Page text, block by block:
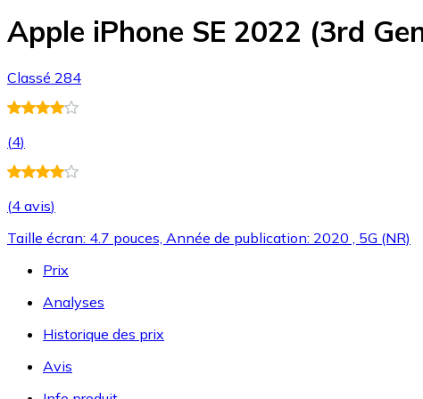
Apple iPhone SE 2022 (3rd
Classé 284
(4)
(4 avis)
Taille écran: 4.7 pouces, Année de publication: 2020 , 5G (NR)
Prix
Analyses
Historique des prix
Avis